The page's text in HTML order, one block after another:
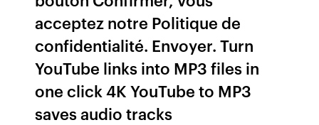
acceptez notre Politique de
confidentialité. Envoyer. Turn
YouTube links into MP3 files in
one click 4K YouTube to MP3
saves audio tracks